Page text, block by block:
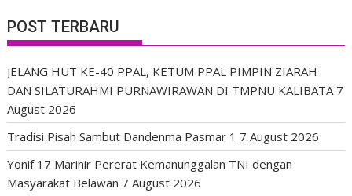
POST TERBARU
JELANG HUT KE-40 PPAL, KETUM PPAL PIMPIN ZIARAH
DAN SILATURAHMI PURNAWIRAWAN DI TMPNU KALIBATA 7
August 2026
Tradisi Pisah Sambut Dandenma Pasmar 1 7 August 2026
Yonif 17 Marinir Pererat Kemanunggalan TNI dengan
Masyarakat Belawan 7 August 2026